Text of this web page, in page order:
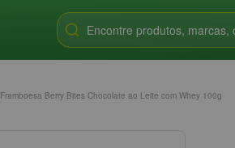
Encontre produtos, marcas,
Framboesa Berry Bites Chocolate ao Leite com Whey 100g